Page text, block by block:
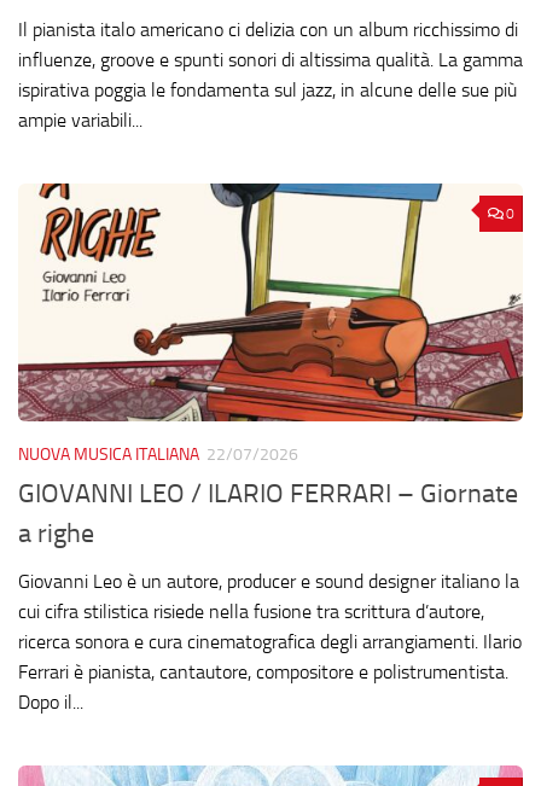
Il pianista italo americano ci delizia con un album ricchissimo di
influenze, groove e spunti sonori di altissima qualità. La gamma
ispirativa poggia le fondamenta sul jazz, in alcune delle sue più
ampie variabili...
0
NUOVA MUSICA ITALIANA 22/07/2026
GIOVANNI LEO / ILARIO FERRARI – Giornate
a righe
Giovanni Leo è un autore, producer e sound designer italiano la
cui cifra stilistica risiede nella fusione tra scrittura d’autore,
ricerca sonora e cura cinematografica degli arrangiamenti. Ilario
Ferrari è pianista, cantautore, compositore e polistrumentista.
Dopo il...